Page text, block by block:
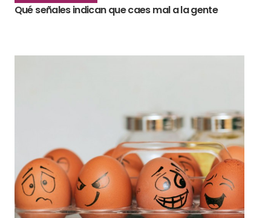
Qué señales indican que caes mal a la gente